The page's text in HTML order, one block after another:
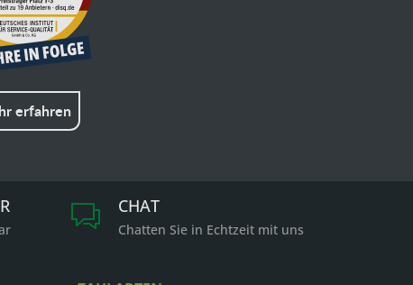
erfahren
CHAT
Chatten Sie in Echtzeit mit uns